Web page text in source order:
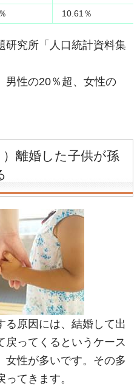
10.61％
研究所「人口統計資料集
男性の20％超、女性の
離婚した子供が孫
る原因には、結婚して出
戻ってくるというケース
女性が多いです。その多
てきます。